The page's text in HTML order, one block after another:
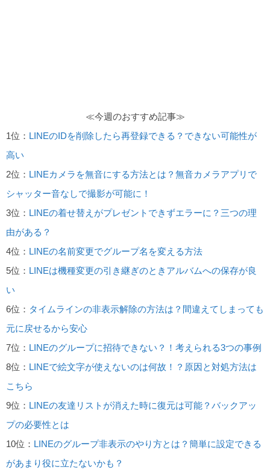
≪今週のおすすめ記事≫
1位： LINEのIDを削除したら再登録できる？できない可能性が
高い
2位： LINEカメラを無音にする方法とは？無音カメラアプリで
シャッター音なしで撮影が可能に！
3位： LINEの着せ替えがプレゼントできずエラーに？三つの理
由がある？
4位： LINEの名前変更でグループ名を変える方法
5位： LINEは機種変更の引き継ぎのときアルバムへの保存が良
い
6位： タイムラインの非表示解除の方法は？間違えてしまっても
元に戻せるから安心
7位： LINEのグループに招待できない？！考えられる3つの事例
8位： LINEで絵文字が使えないのは何故！？原因と対処方法は
こちら
9位： LINEの友達リストが消えた時に復元は可能？バックアッ
プの必要性とは
10位： LINEのグループ非表示のやり方とは？簡単に設定できる
があまり役に立たないかも？